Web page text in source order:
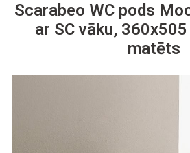
Scarabeo WC pods
ar SC vāku,
matēts